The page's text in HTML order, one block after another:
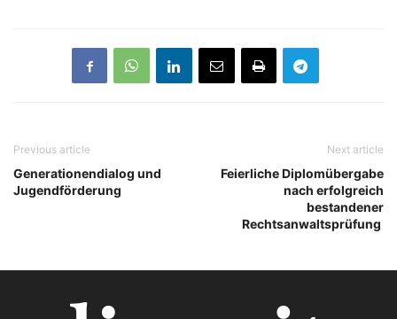
Previous article
Generationendialog und
Jugendförderung
Next article
Feierliche Diplomübergabe
nach erfolgreich
bestandener
Rechtsanwaltsprüfung